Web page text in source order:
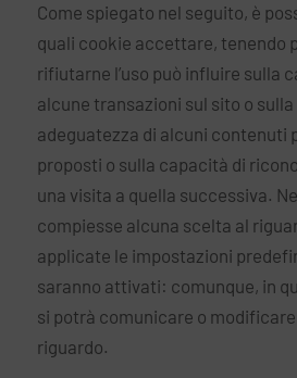
Come spiegato nel seguito, è
quali cookie accettare, tenendo
rifiutarne l’uso può influire sulla
alcune transazioni sul sito o
adeguatezza di alcuni contenuti
proposti o sulla capacità di
una visita a quella successiva.
compiesse alcuna scelta al
applicate le impostazioni
saranno attivati: comunque, in
si potrà comunicare o
riguardo.